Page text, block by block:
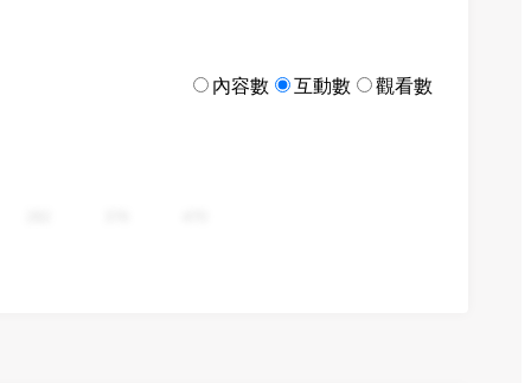
內容數 互動數 觀看數